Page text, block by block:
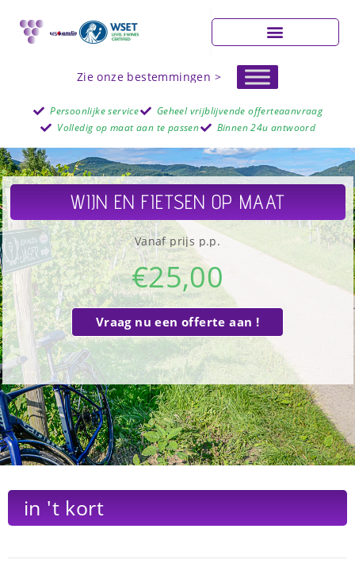
Zie onze bestemmingen >
Persoonlijke service
Geheel vrijblijvende offerteaanvraag
Volledig op maat aan te passen
Binnen 24u antwoord
WIJN EN FIETSEN OP MAAT
Vanaf prijs p.p.
€25,00
Vraag nu een offerte aan !
in 't kort